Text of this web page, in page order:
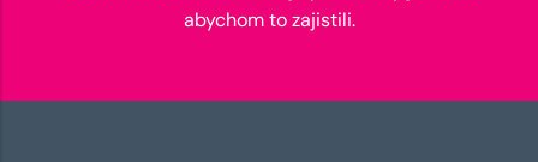
abychom to zajistili.